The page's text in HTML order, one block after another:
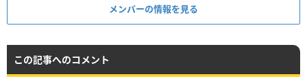
メンバーの情報を見る
この記事へのコメント